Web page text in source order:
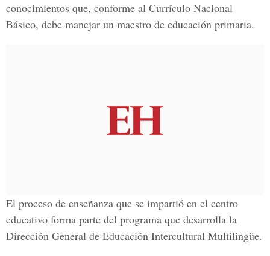
conocimientos que, conforme al Currículo Nacional
Básico, debe manejar un maestro de educación primaria.
El proceso de enseñanza que se impartió en el centro
educativo forma parte del programa que desarrolla la
Dirección General de Educación Intercultural Multilingüe.